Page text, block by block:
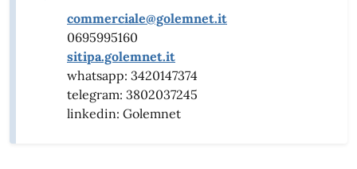
commerciale@golemnet.it
0695995160
sitipa.golemnet.it
whatsapp: 3420147374
telegram: 3802037245
linkedin: Golemnet